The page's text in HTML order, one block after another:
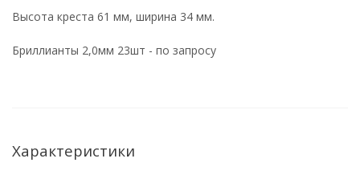
Высота креста 61 мм, ширина 34 мм.
Бриллианты 2,0мм 23шт - по запросу
Характеристики